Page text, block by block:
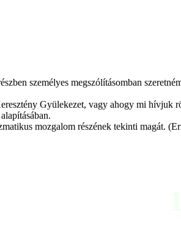
személyes megszólításomban
Gyülekezet, vagy ahogy mi hívjuk
mozgalom részének tekinti magát.